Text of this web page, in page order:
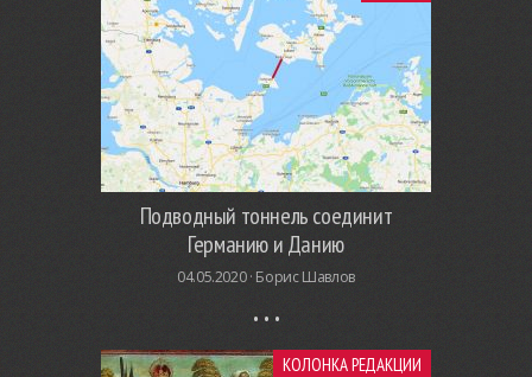
Подводный тоннель соединит
Германию и Данию
04.05.2020 · Борис Шавлов
КОЛОНКА РЕДАКЦИИ